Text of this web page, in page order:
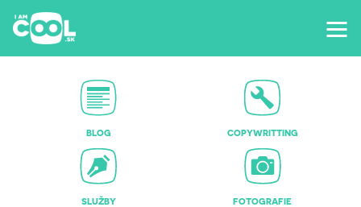
BLOG COPYWRITTING
SLUŽBY FOTOGRAFIE